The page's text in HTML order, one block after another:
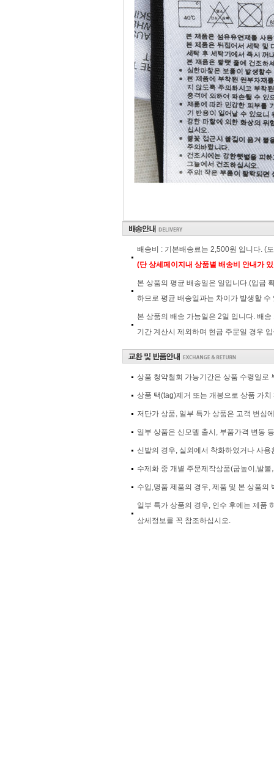
배송비 : 기본배송료는 2,500원 입니다. (
(단 상세페이지내 상품별 배송비 안내가
본 상품의 평균 배송일은 일입니다.(입금
하므로 평균 배송일과는 차이가 발생할 수
본 상품의 배송 가능일은 2일 입니다. 배
기간 계산시 제외하며 현금 주문일 경우
상품 청약철회 가능기간은 상품 수령일로
상품 택(tag)제거 또는 개봉으로 상품 가
저단가 상품, 일부 특가 상품은 고객 변심
일부 상품은 신모델 출시, 부품가격 변동
신발의 경우, 실외에서 착화하였거나 사
수제화 중 개별 주문제작상품(굽높이,발
수입,명품 제품의 경우, 제품 및 본 상품의
일부 특가 상품의 경우, 인수 후에는 제품
상세정보를 꼭 참조하십시오.